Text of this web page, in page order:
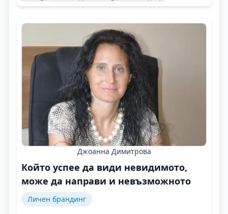
Джоанна Димитрова
Който успее да види невидимото,
може да направи и невъзможното
Личен брандинг